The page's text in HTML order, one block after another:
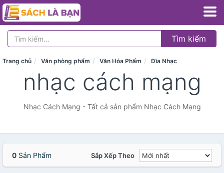
Tìm kiếm
Trang chủ Văn phòng phẩm Văn Hóa Phẩm Đĩa Nhạc
nhạc cách mạng
Nhạc Cách Mạng - Tất cả sản phẩm Nhạc Cách Mạng
0 Sản Phẩm Sắp Xếp Theo